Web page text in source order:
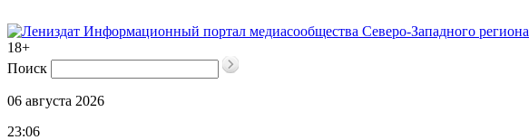
Информационный портал медиасообщества Северо-Западного региона
18+
Поиск
06 августа 2026
23:06